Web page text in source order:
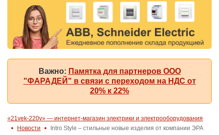
Важно: Памятка для партнеров ООО
"ФАРАДЕЙ" в связи с переходом на НДС от
20% к 22%
«21vek-220v» — интернет-магазин электрики и электрооборудования
Новости
Intro Style – стильные новые изделия от компании ЭРА